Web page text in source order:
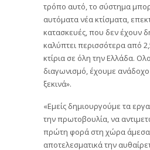
τρόπο αυτό, το σύστημα
αυτόματα νέα κτίσματα,
κατασκευές, που δεν έχουν
καλύπτει περισσότερα από
κτίρια σε όλη την Ελλάδα.
διαγωνισμό, έχουμε ανάδοχο
ξεκινά».
«Εμείς δημιουργούμε τα
την πρωτοβουλία, να
πρώτη φορά στη χώρα άμεσα
αποτελεσματικά την